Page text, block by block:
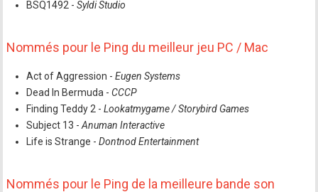
BSQ1492 -Syldi Studio
Nommés pour le Ping du meilleur jeu PC / Mac
Act of Aggression -Eugen Systems
Dead In Bermuda -CCCP
Finding Teddy 2 -Lookatmygame / Storybird Games
Subject 13 -Anuman Interactive
Life is Strange -Dontnod Entertainment
Nommés pour le Ping de la meilleure bande son